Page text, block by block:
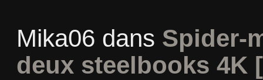
Mika06 dans Spider-
deux steelbooks 4K